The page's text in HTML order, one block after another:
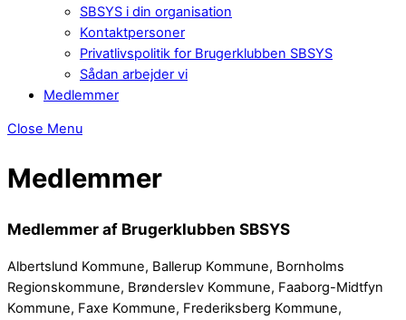
SBSYS i din organisation
Kontaktpersoner
Privatlivspolitik for Brugerklubben SBSYS
Sådan arbejder vi
Medlemmer
Close Menu
Medlemmer
Medlemmer af Brugerklubben SBSYS
Albertslund Kommune, Ballerup Kommune, Bornholms
Regionskommune, Brønderslev Kommune, Faaborg-Midtfyn
Kommune, Faxe Kommune, Frederiksberg Kommune,